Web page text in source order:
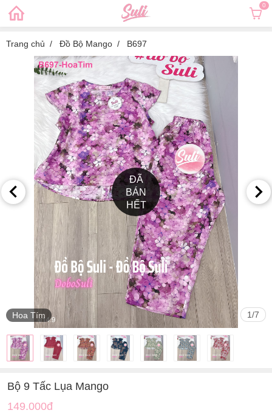
0
Trang chủ Đồ Bộ Mango B697
ĐÃ
BÁN
HẾT
1/7
Hoa Tím
Bộ 9 Tấc Lụa Mango
149.000đ